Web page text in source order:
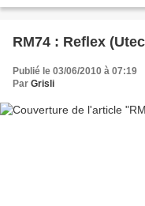
RM74 : Reflex
Publié le 03/06/2010 à 07:19
Par Grisli